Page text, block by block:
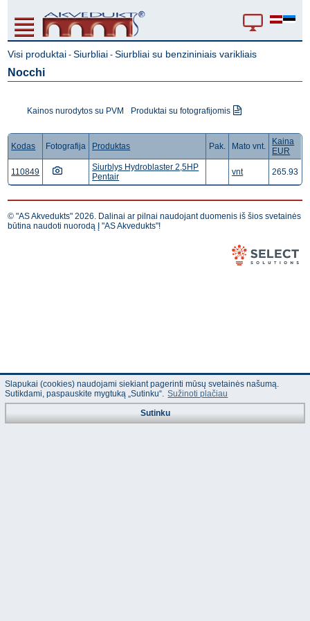
Visi produktai -Siurbliai -Siurbliai su benzininiais varikliais
Nocchi
Kainos nurodytos su PVM Produktai su fotografijomis
Kodas Fotografija Produktas Pak. Mato vnt.
Kaina
EUR
110849
Siurblys Hydroblaster 2,5HP
Pentair
vnt 265.93
© "AS Akvedukts" 2026. Dalinai ar pilnai naudojant duomenis iš šios svetainės
būtina naudoti nuorodą Į "AS Akvedukts"!
Slapukai (cookies) naudojami siekiant pagerinti mūsų svetainės našumą.
Sutikdami, paspauskite mygtuką „Sutinku“. Sužinoti plačiau
Sutinku